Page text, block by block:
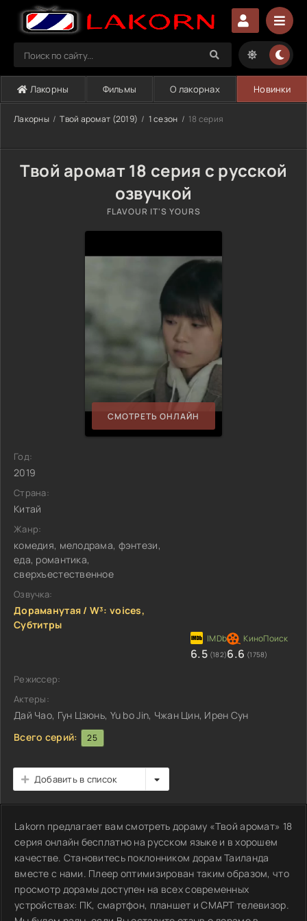
Лакорны Фильмы О лакорнах Новинки
Лакорны Твой аромат (2019) 1 сезон 18 серия
Твой аромат 18 серия с русской
озвучкой
FLAVOUR IT'S YOURS
СМОТРЕТЬ ОНЛАЙН
Год:
2019
Страна:
Китай
Жанр:
комедия, мелодрама, фэнтези,
еда, романтика,
сверхъестественное
Озвучка:
Дораманутая / W³: voices,
Субтитры
6.5 (182)6.6 (1758)
Режиссер:
Актеры:
Дай Чао, Гун Цзюнь, Yu bo Jin, Чжан Цин, Ирен Сун
Всего серий:
25
Добавить в список
Lakorn предлагает вам смотреть дораму «Твой аромат» 18
серия онлайн бесплатно на русском языке и в хорошем
качестве. Становитесь поклонником дорам Таиланда
вместе с нами. Плеер оптимизирован таким образом, что
просмотр дорамы доступен на всех современных
устройствах: ПК, смартфон, планшет и СМАРТ телевизор.